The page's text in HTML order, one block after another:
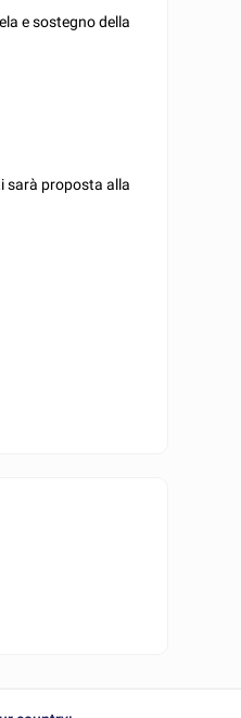
e sostegno della
sarà proposta alla